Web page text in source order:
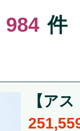
984 件
【ア